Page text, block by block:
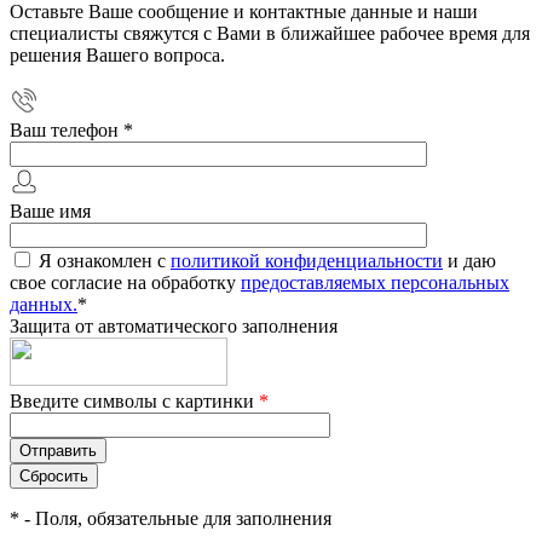
Оставьте Ваше сообщение и контактные данные и наши
специалисты свяжутся с Вами в ближайшее рабочее время для
решения Вашего вопроса.
Ваш телефон *
Ваше имя
Я ознакомлен с политикой конфиденциальности и даю
свое согласие на обработку предоставляемых персональных
данных.*
Защита от автоматического заполнения
Введите символы с картинки *
* - Поля, обязательные для заполнения